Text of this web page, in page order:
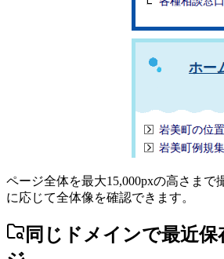
ページ全体を最大15,000pxの高さまで
に応じて全体像を確認できます。
同じドメインで最近